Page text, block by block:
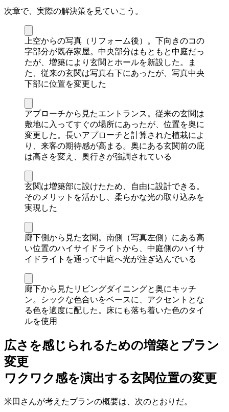
次章で、実際の解決策を見ていこう。
上空からの写真（リフォーム後）。下向きのコの
字部分が既存家屋。中央部分はもともと中庭だっ
たが、増築により玄関とホールを新設した。ま
た、従来の玄関は写真右下にあったが、写真中央
下部に位置を変更した
アプローチから見たエントランス。従来の玄関は
敷地に入ってすぐの場所にあったが、位置を奥に
変更した。長いアプローチと計算された植栽によ
り、来客の期待感が高まる。奥にある玄関前の庇
は高さを変え、奥行きが強調されている
玄関は増築部に設けたため、自由に設計できる。
そのメリットを活かし、柔らかな光の取り込みを
実現した
廊下側から見た玄関。南側（写真左側）にある高
い位置のハイサイドライトから、中庭側のハイサ
イドライトを通って中庭へ光が注ぎ込んでいる
廊下から見たリビングダイニングと奥にキッチ
ン。シックな色合いをベースに、アクセントとな
る色を適度に配した。床にも落ち着いた色のタイ
ルを使用
広さを感じられるための増築とプラン
変更
ワクワク感を演出する玄関位置の変更
米田さんが考えたプランの概要は、次のとおりだ。